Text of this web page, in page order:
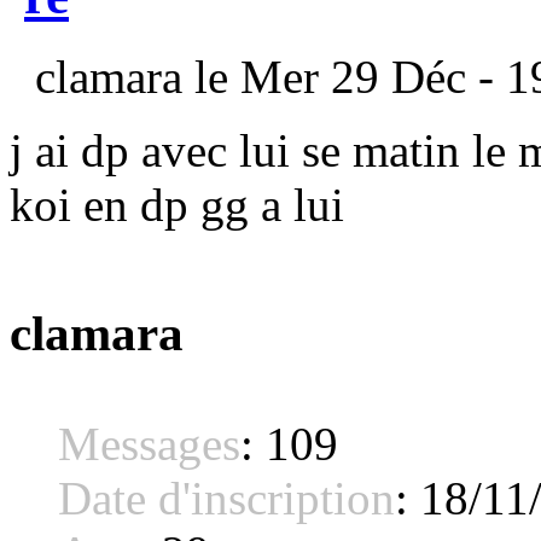
clamara le Mer 29 Déc -
j ai dp avec lui se matin le
koi en dp gg a lui
clamara
Messages: 109
Date d'inscription: 18/